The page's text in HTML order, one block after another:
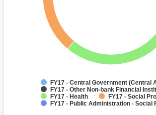
FY17 - Central Government (Central
FY17 - Other Non-bank Financial
FY17 - Health
FY17 - Social
FY17 - Public Administration - Social